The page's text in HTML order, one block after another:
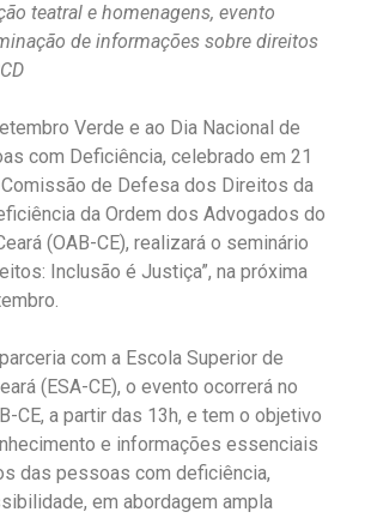
teatral e homenagens, evento
de informações sobre direitos
Verde e ao Dia Nacional de
com Deficiência, celebrado em 21
de Defesa dos Direitos da
da Ordem dos Advogados do
(OAB-CE), realizará o seminário
Inclusão é Justiça”, na próxima
com a Escola Superior de
(ESA-CE), o evento ocorrerá no
CE, a partir das 13h, e tem o objetivo
e informações essenciais
das pessoas com deficiência,
em abordagem ampla